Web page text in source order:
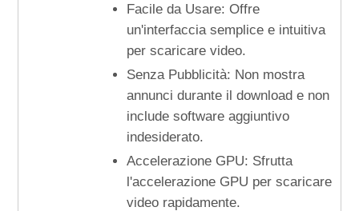
Facile da Usare: Offre
un'interfaccia semplice e intuitiva
per scaricare video.
Senza Pubblicità: Non mostra
annunci durante il download e non
include software aggiuntivo
indesiderato.
Accelerazione GPU: Sfrutta
l'accelerazione GPU per scaricare
video rapidamente.